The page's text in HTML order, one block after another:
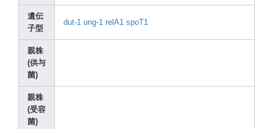
遺伝
子型
dut-1 ung-1 relA1 spoT1
親株
(供与
菌)
親株
(受容
菌)